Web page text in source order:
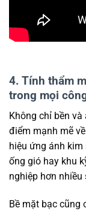
4. Tính thẩm
trong mọi
Không chỉ bền
điểm mạnh mẽ
hiệu ứng ánh
ống gió hay khu
nghiệp hơn
Bề mặt bạc cũng